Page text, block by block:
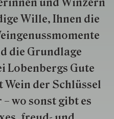
und Win­zern
Wille, Ihnen die
die Grund­lage
Lobenbergs Gute
Wein der Schlüs­sel
wo sonst gibt es